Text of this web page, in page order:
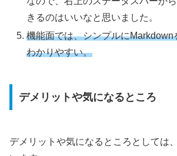
きるのはいいなと思いました。
機能面では、シンプルにMarkdown
わかりやすい。
デメリットや気になるところ
デメリットや気になるところとしては